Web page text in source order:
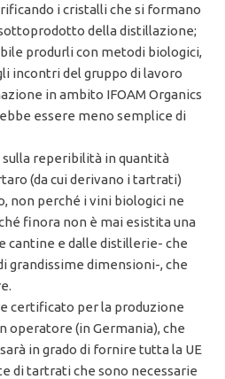
i cristalli che si formano
della distillazione;
produrli con metodi biologici,
incontri del gruppo di lavoro
in ambito IFOAM Organics
essere meno semplice di
reperibilità in quantità
(da cui derivano i tartrati)
non perché i vini biologici ne
finora non è mai esistita una
cantine e dalle distillerie- che
grandissime dimensioni-, che
certificato per la produzione
operatore (in Germania), che
in grado di fornire tutta la UE
di tartrati che sono necessarie